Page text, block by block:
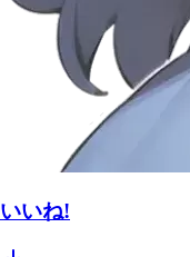
いいね!